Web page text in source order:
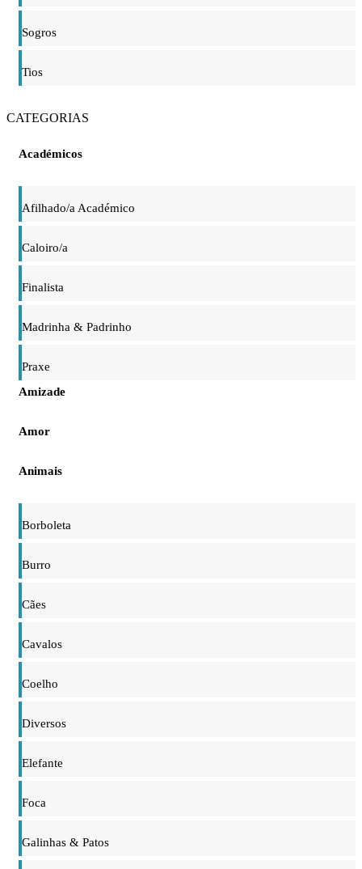
Sogros
Tios
CATEGORIAS
Académicos
Afilhado/a Académico
Caloiro/a
Finalista
Madrinha & Padrinho
Praxe
Amizade
Amor
Animais
Borboleta
Burro
Cães
Cavalos
Coelho
Diversos
Elefante
Foca
Galinhas & Patos